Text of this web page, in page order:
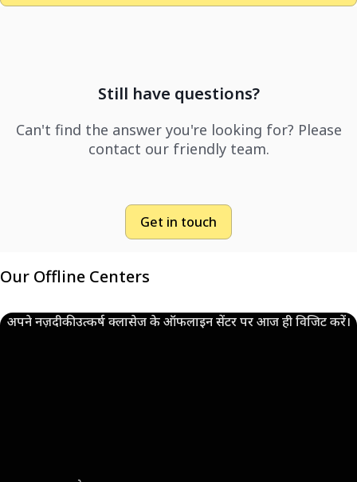
Still have questions?
Can't find the answer you're looking for? Please
contact our friendly team.
Get in touch
Our Offline Centers
अपने नज़दीकी उत्कर्ष क्लासेज के ऑफलाइन सेंटर पर आज ही विजिट करें।